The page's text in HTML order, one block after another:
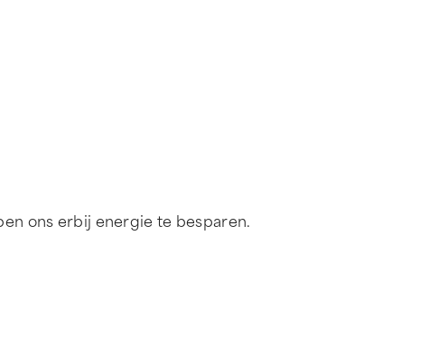
ons erbij energie te besparen.